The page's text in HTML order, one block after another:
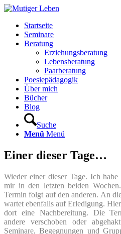
Startseite
Seminare
Beratung
Erziehungsberatung
Lebensberatung
Paarberatung
Poesiepädagogik
Über mich
Bücher
Blog
Suche
Menü Menü
Einer dieser Tage…
Wieder einer dieser Tage. Ich
mir in den letzten beiden
Termin folgt auf den anderen. An
wartet ebenfalls auf Erledigung.
dort eine Nachbereitung. Die
andere verschoben oder
Seminare, Begegnungen und